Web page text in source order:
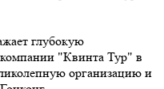
глубокую
компании "Квинта Тур" в
организацию и